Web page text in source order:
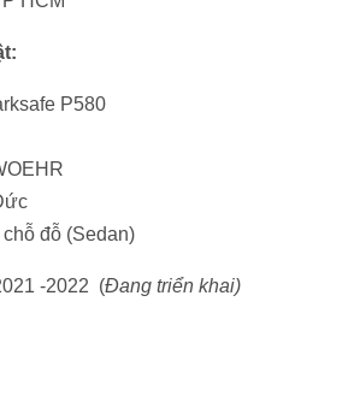
P580
đỗ (Sedan)
-2022 (Đang triển khai)